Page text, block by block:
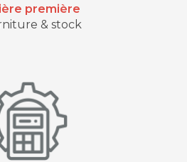
première
& stock